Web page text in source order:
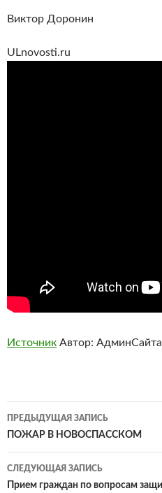
Виктор Доронин
ULnovosti.ru
Источник Автор: АдминСайта
Навигация
по
записям
ПРЕДЫДУЩАЯ ЗАПИСЬ
ПОЖАР В НОВОСПАССКОМ
СЛЕДУЮЩАЯ ЗАПИСЬ
Прием граждан по вопросам